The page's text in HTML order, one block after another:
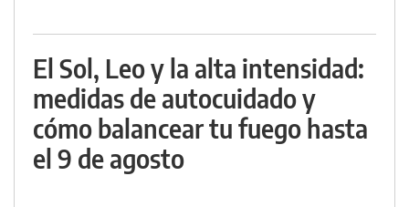
El Sol, Leo y la alta intensidad:
medidas de autocuidado y
cómo balancear tu fuego hasta
el 9 de agosto